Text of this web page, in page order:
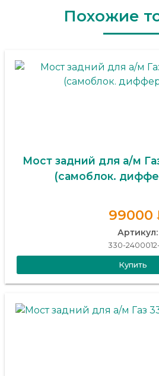
Похожие
Мост задний для а/м
(самоблок.
99000
Артикул:
330-
Купить